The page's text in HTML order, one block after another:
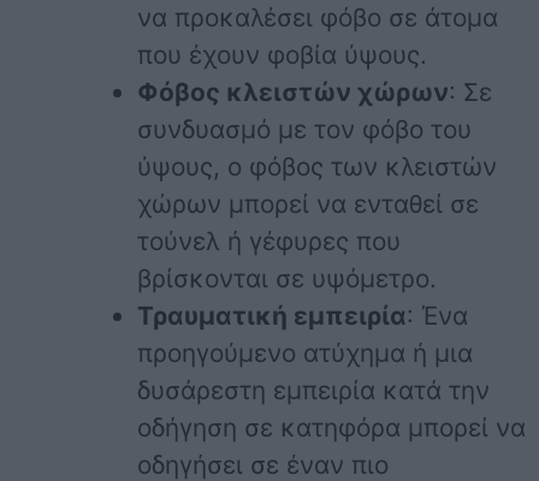
να προκαλέσει φόβο σε άτομα
που έχουν φοβία ύψους.
Φόβος κλειστών χώρων: Σε
συνδυασμό με τον φόβο του
ύψους, ο φόβος των κλειστών
χώρων μπορεί να ενταθεί σε
τούνελ ή γέφυρες που
βρίσκονται σε υψόμετρο.
Τραυματική εμπειρία: Ένα
προηγούμενο ατύχημα ή μια
δυσάρεστη εμπειρία κατά την
οδήγηση σε κατηφόρα μπορεί να
οδηγήσει σε έναν πιο